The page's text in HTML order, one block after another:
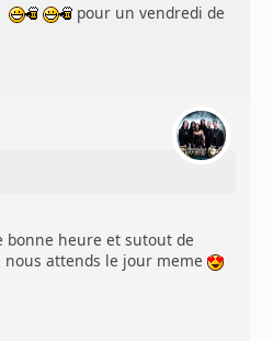
pour un vendredi de
bonne heure et sutout de
nous attends le jour meme